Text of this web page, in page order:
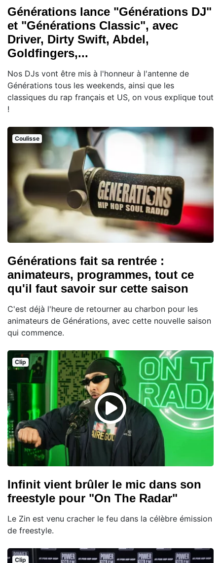
Générations lance "Générations DJ"
et "Générations Classic", avec
Driver, Dirty Swift, Abdel,
Goldfingers,...
Nos DJs vont être mis à l'honneur à l'antenne de
Générations tous les weekends, ainsi que les
classiques du rap français et US, on vous explique tout
!
Coulisse
Générations fait sa rentrée :
animateurs, programmes, tout ce
qu'il faut savoir sur cette saison
C'est déjà l'heure de retourner au charbon pour les
animateurs de Générations, avec cette nouvelle saison
qui commence.
Clip
Infinit vient brûler le mic dans son
freestyle pour "On The Radar"
Le Zin est venu cracher le feu dans la célèbre émission
de freestyle.
Clip